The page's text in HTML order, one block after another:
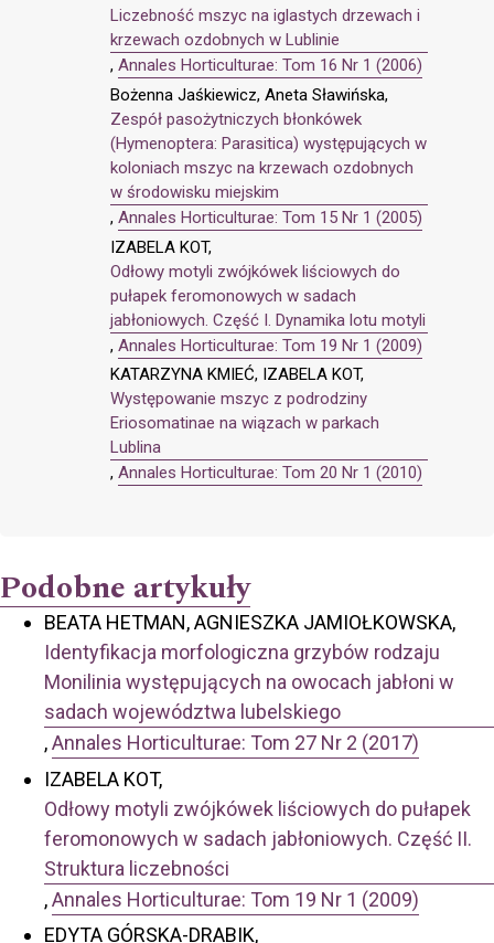
Liczebność mszyc na iglastych drzewach i
krzewach ozdobnych w Lublinie
, Annales Horticulturae: Tom 16 Nr 1 (2006)
Bożenna Jaśkiewicz, Aneta Sławińska,
Zespół pasożytniczych błonkówek
(Hymenoptera: Parasitica) występujących w
koloniach mszyc na krzewach ozdobnych
w środowisku miejskim
, Annales Horticulturae: Tom 15 Nr 1 (2005)
IZABELA KOT,
Odłowy motyli zwójkówek liściowych do
pułapek feromonowych w sadach
jabłoniowych. Część I. Dynamika lotu motyli
, Annales Horticulturae: Tom 19 Nr 1 (2009)
KATARZYNA KMIEĆ, IZABELA KOT,
Występowanie mszyc z podrodziny
Eriosomatinae na wiązach w parkach
Lublina
, Annales Horticulturae: Tom 20 Nr 1 (2010)
Podobne artykuły
BEATA HETMAN, AGNIESZKA JAMIOŁKOWSKA,
Identyfikacja morfologiczna grzybów rodzaju
Monilinia występujących na owocach jabłoni w
sadach województwa lubelskiego
,Annales Horticulturae: Tom 27 Nr 2 (2017)
IZABELA KOT,
Odłowy motyli zwójkówek liściowych do pułapek
feromonowych w sadach jabłoniowych. Część II.
Struktura liczebności
,Annales Horticulturae: Tom 19 Nr 1 (2009)
EDYTA GÓRSKA-DRABIK,